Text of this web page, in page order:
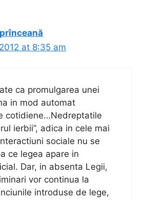
at 8:35 am
ca promulgarea unei
in mod automat
cotidiene…Nedreptatile
ierbii”, adica in cele mai
sociale nu se
ce legea apare in
Dar, in absenta Legii,
vor continua la
introduse de lege,